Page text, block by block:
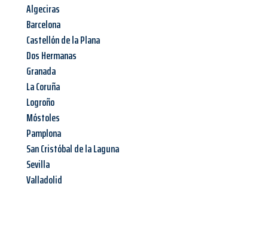
Algeciras
Barcelona
Castellón de la Plana
Dos Hermanas
Granada
La Coruña
Logroño
Móstoles
Pamplona
San Cristóbal de la Laguna
Sevilla
Valladolid